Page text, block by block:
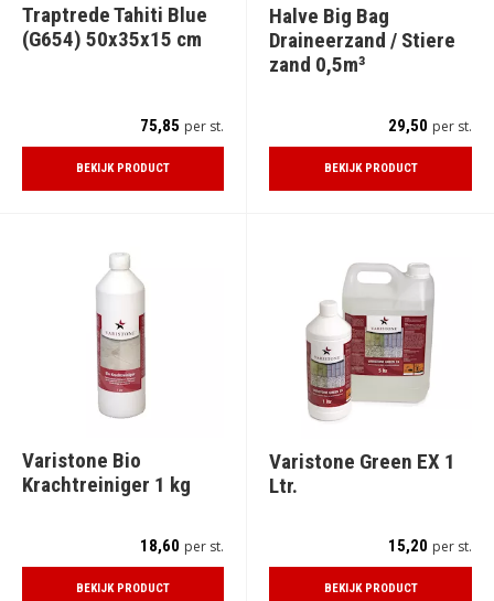
Traptrede Tahiti Blue
(G654) 50x35x15 cm
75,85 per st.
BEKIJK PRODUCT
Halve Big Bag
Draineerzand / Stiere
zand 0,5m³
29,50 per st.
BEKIJK PRODUCT
Varistone Bio
Krachtreiniger 1 kg
18,60 per st.
BEKIJK PRODUCT
Varistone Green EX 1
Ltr.
15,20 per st.
BEKIJK PRODUCT